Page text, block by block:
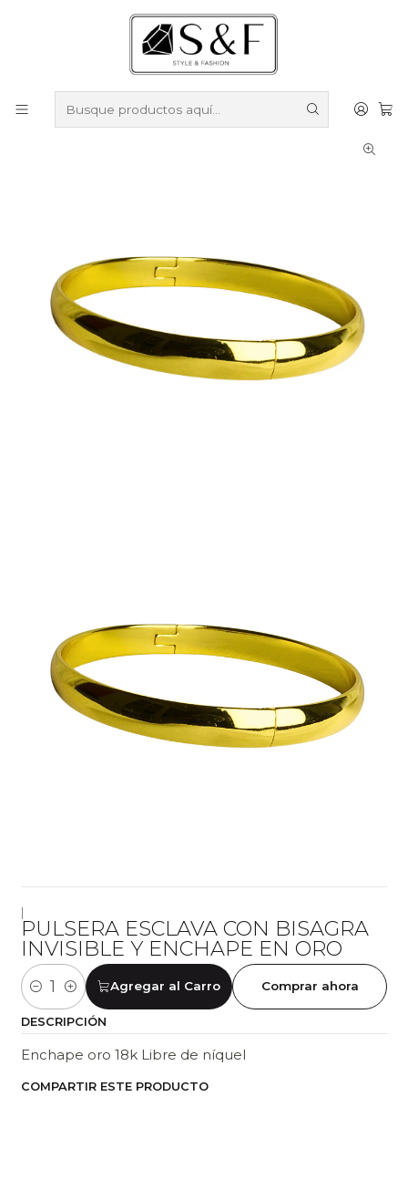
Compra sobre $50.000 en productos y obtén un 40% de
Despacho gratis por compras sobre $100.000
Pulseras
Pulseras Enchapadas en Oro
Pulsera Esclava con bisagra invisible y enchape en oro
PULSERA ESCLAVA CON BISAGRA
INVISIBLE Y ENCHAPE EN ORO
Cantidad
Agregar al Carro Comprar ahora
DESCRIPCIÓN
Enchape oro 18k Libre de níquel
COMPARTIR ESTE PRODUCTO